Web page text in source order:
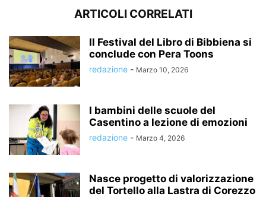
ARTICOLI CORRELATI
Il Festival del Libro di Bibbiena si
conclude con Pera Toons
redazione - Marzo 10, 2026
I bambini delle scuole del
Casentino a lezione di emozioni
redazione - Marzo 4, 2026
Nasce progetto di valorizzazione
del Tortello alla Lastra di Corezzo